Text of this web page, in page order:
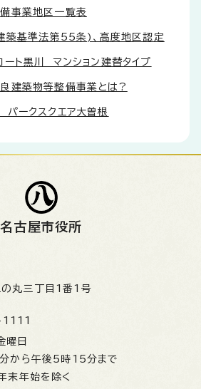
事業地区一覧表
築基準法第55条)、高度地区認定
ト黒川 マンション建替タイプ
建築物等整備事業とは?
ークスクエア大曽根
名古屋市役所
丸三丁目1番1号
曜日
から午後5時15分まで
末年始を除く